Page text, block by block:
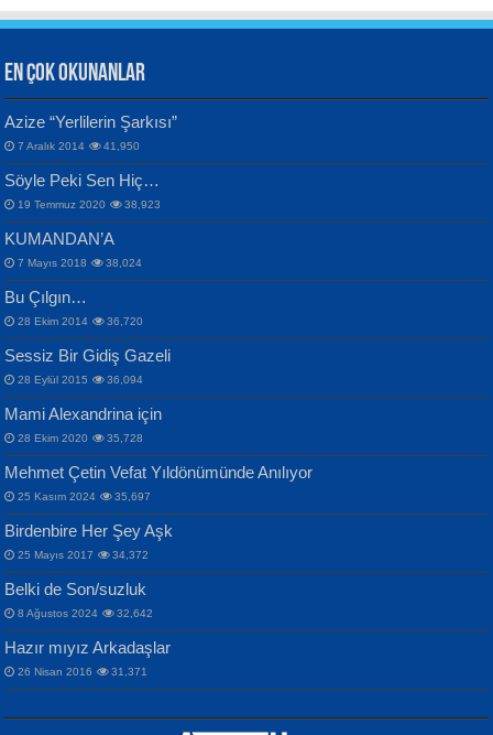
VAHDETTİN YİĞİTCAN
Samimiyet Nedir?...
İPEK ACAR SERT
Gazze’nin Şecaati, Ümmetin İmtihanı...
MAHMUT GÜRBÜZ
İbrahim Olmak ve Bitirebilmek...
Bülent Sağlam
Mescid-i Aksâ Üstüne Ay!...
Selahattin Yıldız
İdrakimle Üşürken...
Songül Özel
Mahzen...
CAHİT SITKI TARANCI
Otuz Beş Yaş Şiiri...
ERDEM BAYAZIT
Sana, Bana, Vatanıma, Ülkemin
İnsanlarına Dair...
NAZIM HİKMET RAN
Bir Cezaevinde, Tecritteki Adamın
Mektupları...
EN ÇOK OKUNANLAR
Azize “Yerlilerin Şarkısı”
7 Aralık 2014 41,950
Söyle Peki Sen Hiç…
19 Temmuz 2020 38,923
KUMANDAN’A
7 Mayıs 2018 38,024
Bu Çılgın…
28 Ekim 2014 36,720
Sessiz Bir Gidiş Gazeli
28 Eylül 2015 36,094
Mami Alexandrina için
28 Ekim 2020 35,728
Mehmet Çetin Vefat Yıldönümünde Anılıyor
25 Kasım 2024 35,697
Birdenbire Her Şey Aşk
25 Mayıs 2017 34,372
Belki de Son/suzluk
8 Ağustos 2024 32,642
Hazır mıyız Arkadaşlar
26 Nisan 2016 31,371